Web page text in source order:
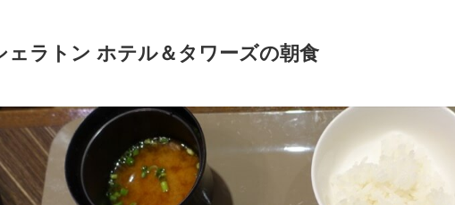
ェラトン ホテル＆タワーズの朝食